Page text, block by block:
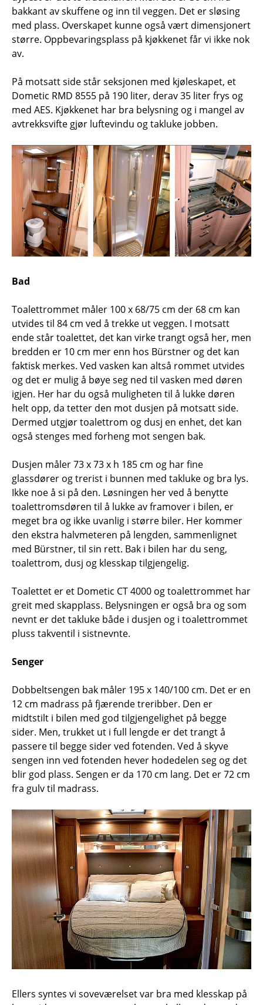
bakkant av skuffene og inn til veggen. Det er sløsing
med plass. Overskapet kunne også vært dimensjonert
større. Oppbevaringsplass på kjøkkenet får vi ikke nok
av.
På motsatt side står seksjonen med kjøleskapet, et
Dometic RMD 8555 på 190 liter, derav 35 liter frys og
med AES. Kjøkkenet har bra belysning og i mangel av
avtrekksvifte gjør luftevindu og takluke jobben.
Bad
Toalettrommet måler 100 x 68/75 cm der 68 cm kan
utvides til 84 cm ved å trekke ut veggen. I motsatt
ende står toalettet, det kan virke trangt også her, men
bredden er 10 cm mer enn hos Bürstner og det kan
faktisk merkes. Ved vasken kan altså rommet utvides
og det er mulig å bøye seg ned til vasken med døren
igjen. Her har du også muligheten til å lukke døren
helt opp, da tetter den mot dusjen på motsatt side.
Dermed utgjør toalettrom og dusj en enhet, det kan
også stenges med forheng mot sengen bak.
Dusjen måler 73 x 73 x h 185 cm og har fine
glassdører og trerist i bunnen med takluke og bra lys.
Ikke noe å si på den. Løsningen her ved å benytte
toalettromsdøren til å lukke av framover i bilen, er
meget bra og ikke uvanlig i større biler. Her kommer
den ekstra halvmeteren på lengden, sammenlignet
med Bürstner, til sin rett. Bak i bilen har du seng,
toalettrom, dusj og klesskap tilgjengelig.
Toalettet er et Dometic CT 4000 og toalettrommet har
greit med skapplass. Belysningen er også bra og som
nevnt er det takluke både i dusjen og i toalettrommet
pluss takventil i sistnevnte.
Senger
Dobbeltsengen bak måler 195 x 140/100 cm. Det er en
12 cm madrass på fjærende treribber. Den er
midtstilt i bilen med god tilgjengelighet på begge
sider. Men, trukket ut i full lengde er det trangt å
passere til begge sider ved fotenden. Ved å skyve
sengen inn ved fotenden hever hodedelen seg og det
blir god plass. Sengen er da 170 cm lang. Det er 72 cm
fra gulv til madrass.
Ellers syntes vi soveværelset var bra med klesskap på